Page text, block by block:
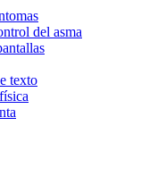
del asma
texto